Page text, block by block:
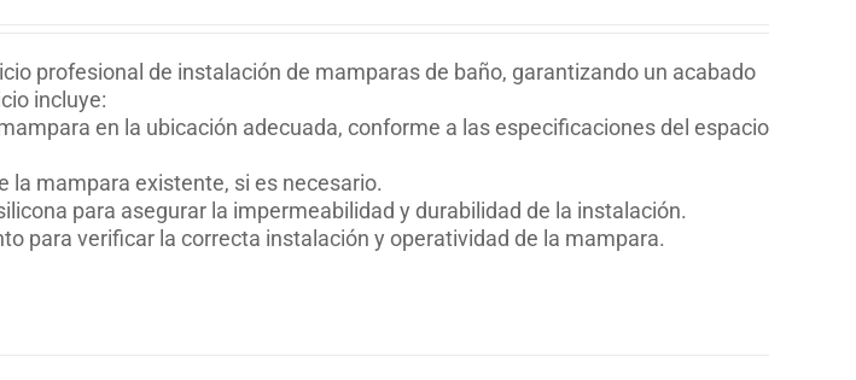
profesional de instalación de mamparas de baño, garantizando un acabado
incluye:
en la ubicación adecuada, conforme a las especificaciones del espacio
la mampara existente, si es necesario.
para asegurar la impermeabilidad y durabilidad de la instalación.
para verificar la correcta instalación y operatividad de la mampara.